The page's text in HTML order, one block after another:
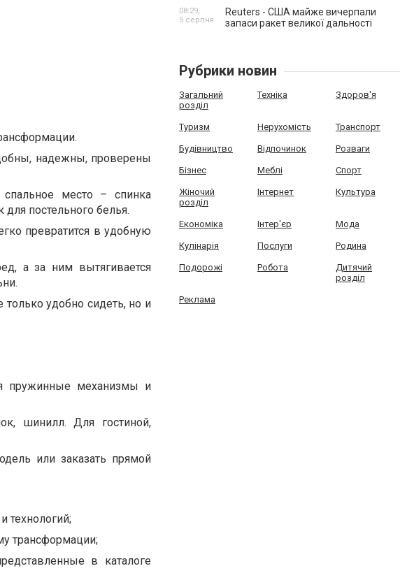
надежны, проверены
спальное место – спинка
постельного белья.
превратится в удобную
а за ним вытягивается
только удобно сидеть, но и
пружинные механизмы и
шинилл. Для гостиной,
или заказать прямой
технологий;
трансформации;
в каталоге
Reuters - США майже вичерпали
запаси ракет великої дальності
08:29,
5 серпня
Рубрики новин
Загальний
розділ
Техніка Здоров'я
Туризм Нерухомість Транспорт
Будівництво Відпочинок Розваги
Бізнес Меблі Спорт
Жіночий
розділ
Інтернет Культура
Економіка Інтер'єр Мода
Кулінарія Послуги Родина
Подорожі Робота
Дитячий
розділ
Реклама